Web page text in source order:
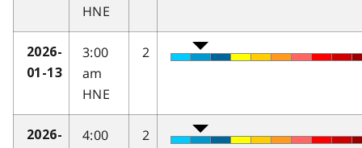
HNE
2026-
01-13
3:00
am
HNE
2
2026-
4:00
2